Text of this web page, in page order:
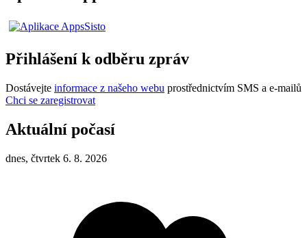
Přihlášení k odběru zpráv
Dostávejte informace z našeho webu prostřednictvím SMS a e-mailů
Chci se zaregistrovat
Aktuální počasí
dnes, čtvrtek 6. 8. 2026